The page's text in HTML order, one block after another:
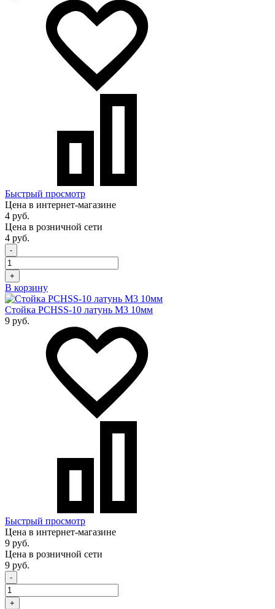
Быстрый просмотр
Цена в интернет-магазине
4 руб.
Цена в розничной сети
4 руб.
-
+
В корзину
Стойка PCHSS-10 латунь М3 10мм
9 руб.
Быстрый просмотр
Цена в интернет-магазине
9 руб.
Цена в розничной сети
9 руб.
-
+